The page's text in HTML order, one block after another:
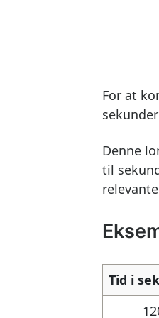
For at
Denne
til
Tid i